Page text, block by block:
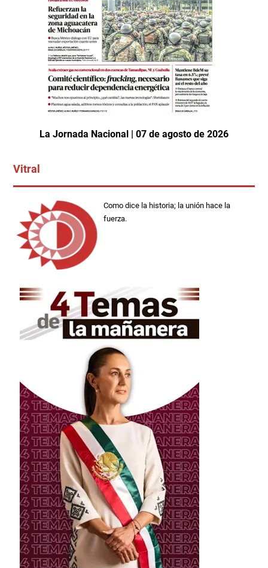
La Jornada Nacional | 07 de agosto de 2026
Vitral
Como dice la historia; la unión hace la
fuerza.